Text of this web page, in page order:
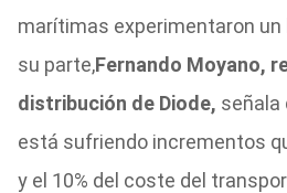
marítimas experimentaron un
su parte,Fernando Moyano,
distribución de Diode, señala
está sufriendo incrementos
y el 10% del coste del